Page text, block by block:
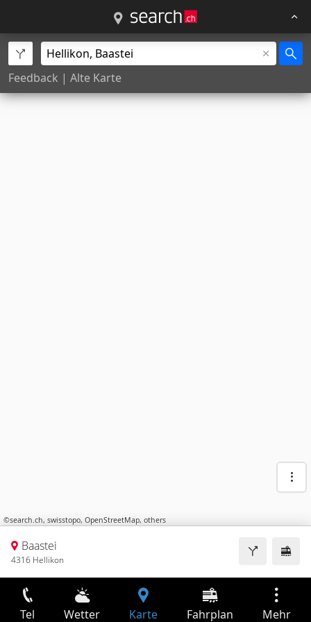
Feedback | Alte Karte
©search.ch, swisstopo, OpenStreetMap, others
Baastei
4316 Hellikon
Tel Wetter Karte Fahrplan Mehr